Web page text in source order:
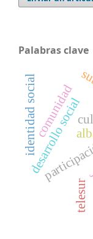
Palabras clave
desarrollo social
comunidad
identidad social
telesur